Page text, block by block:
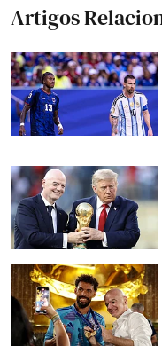
Artigos